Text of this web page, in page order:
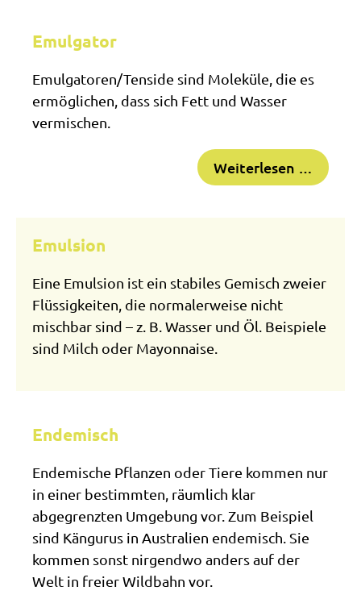
Emulgator
Emulgatoren/Tenside sind Moleküle, die es
ermöglichen, dass sich Fett und Wasser
vermischen.
Weiterlesen …
Emulsion
Eine Emulsion ist ein stabiles Gemisch zweier
Flüssigkeiten, die normalerweise nicht
mischbar sind – z. B. Wasser und Öl. Beispiele
sind Milch oder Mayonnaise.
Endemisch
Endemische Pflanzen oder Tiere kommen nur
in einer bestimmten, räumlich klar
abgegrenzten Umgebung vor. Zum Beispiel
sind Kängurus in Australien endemisch. Sie
kommen sonst nirgendwo anders auf der
Welt in freier Wildbahn vor.